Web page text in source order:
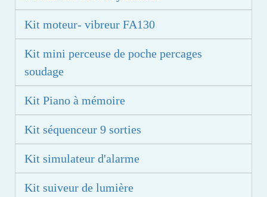
Kit moteur- vibreur FA130
Kit mini perceuse de poche percages
soudage
Kit Piano à mémoire
Kit séquenceur 9 sorties
Kit simulateur d'alarme
Kit suiveur de lumière